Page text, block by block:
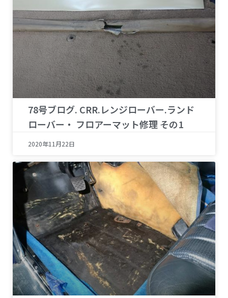
78号ブログ. CRR.レンジローバー.ランド
ローバー・ フロアーマット修理 その1
2020年11月22日